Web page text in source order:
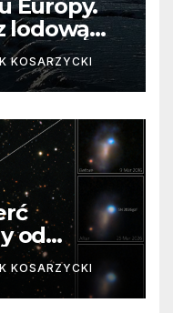
Europy.
lodową
KOSARZYCKI
od
KOSARZYCKI